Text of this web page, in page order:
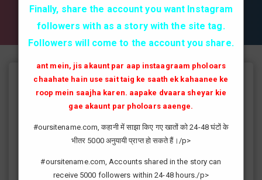
✔✔✔ AKTİF TAKİPCİ SATIN AL ✔✔✔
Instagram Takipçi Hilesi
instagram'da artık yüksek takipçi kasmak eskisi kadar zor değil
fenomen yolunda ilerlemesi daha da kolaylaşmıştır.instagram
fenomeni ne gibi fayda sağlar?öncelikle bir çok kişi meslek
Finally, share the account you want Instagram
followers with as a story with the site tag.
Followers will come to the account you share.
ant mein, jis akaunt par aap instaagraam pholoars
chaahate hain use sait taig ke saath ek kahaanee ke
roop mein saajha karen. aapake dvaara sheyar kie
gae akaunt par pholoars aaenge.
#oursitename.com, कहानी में साझा किए गए खातों को 24-48 घंटों के
भीतर 5000 अनुयायी प्राप्त हो सकते हैं।/p>
#oursitename.com, Accounts shared in the story can
receive 5000 followers within 24-48 hours./p>